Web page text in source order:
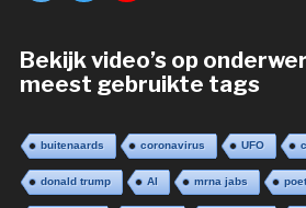
Bekijk video’s op
meest gebruikte tags
buitenaards coronavirus UFO
donald trump AI mrna jabs